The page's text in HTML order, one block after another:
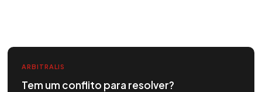
ARBITRALIS
Tem um conflito para resolver?